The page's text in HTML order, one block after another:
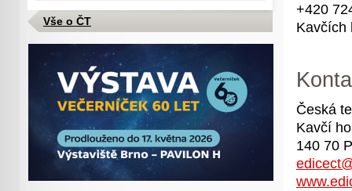
Vše o ČT
+420
Kavčích
Česká
Kavčí
140 70